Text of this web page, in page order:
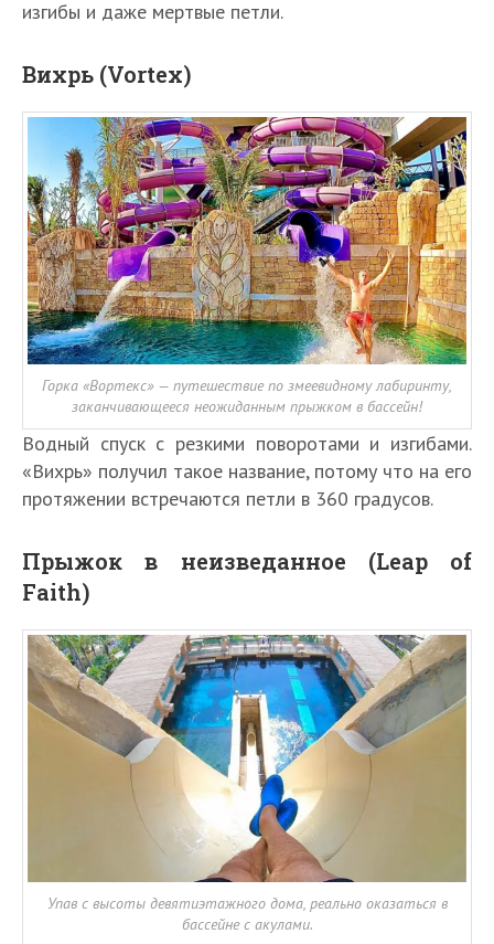
изгибы и даже мертвые петли.
Вихрь (Vortex)
Горка «Вортекс» — путешествие по змеевидному лабиринту,
заканчивающееся неожиданным прыжком в бассейн!
Водный спуск с резкими поворотами и изгибами.
«Вихрь» получил такое название, потому что на его
протяжении встречаются петли в 360 градусов.
Прыжок в неизведанное (Leap of
Faith)
Упав с высоты девятиэтажного дома, реально оказаться в
бассейне с акулами.